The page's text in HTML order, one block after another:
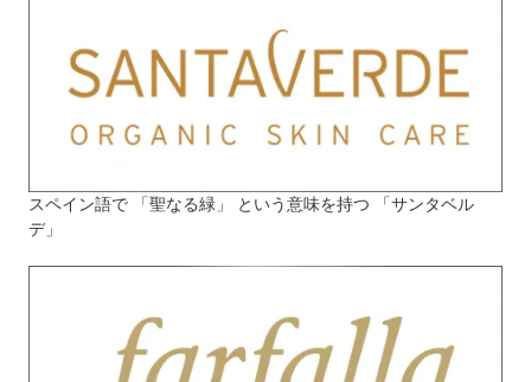
スペイン語で 「聖なる緑」 という意味を持つ 「サンタベル
デ」